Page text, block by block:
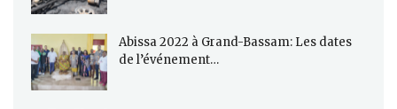
Abissa 2022 à Grand-Bassam: Les dates
de l’événement…